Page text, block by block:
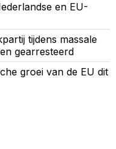
en EU-
tijdens massale
gearresteerd
groei van de EU dit